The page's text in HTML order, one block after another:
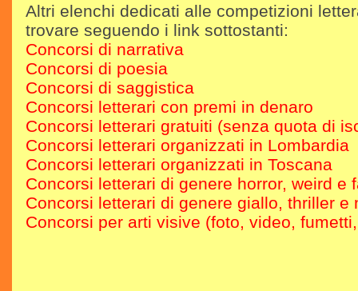
Altri elenchi dedicati alle competizioni
trovare seguendo i link sottostanti:
Concorsi di narrativa
Concorsi di poesia
Concorsi di saggistica
Concorsi letterari con premi in denaro
Concorsi letterari gratuiti (senza quota di
Concorsi letterari organizzati in Lombardia
Concorsi letterari organizzati in Toscana
Concorsi letterari di genere horror, weird e
Concorsi letterari di genere giallo, thriller e
Concorsi per arti visive (foto, video,